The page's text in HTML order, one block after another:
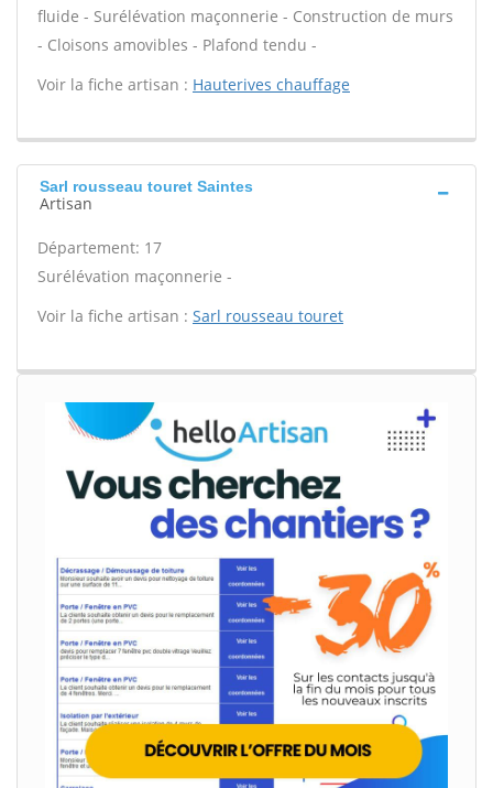
fluide - Surélévation maçonnerie - Construction de murs
- Cloisons amovibles - Plafond tendu -
Voir la fiche artisan : Hauterives chauffage
Sarl rousseau touret Saintes
Artisan
Département: 17
Surélévation maçonnerie -
Voir la fiche artisan : Sarl rousseau touret